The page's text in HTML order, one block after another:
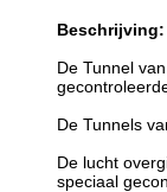
Beschrijving:
De Tunnel
De Tunnels
De lucht
speciaal